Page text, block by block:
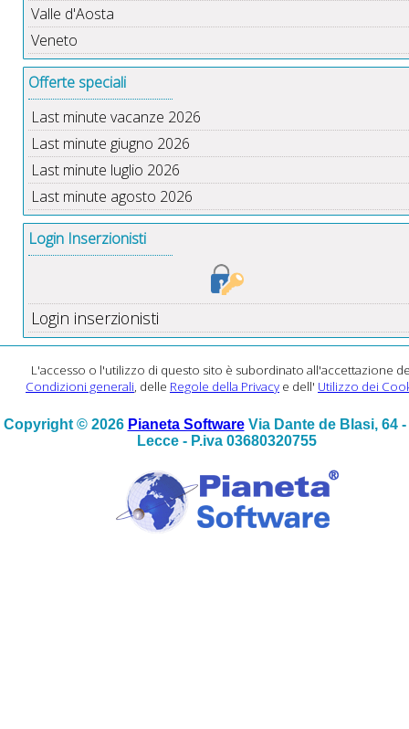
Valle d'Aosta
Veneto
Offerte speciali
Last minute vacanze 2026
Last minute giugno 2026
Last minute luglio 2026
Last minute agosto 2026
Login Inserzionisti
Login inserzionisti
L'accesso o l'utilizzo di questo sito è subordinato all'accettazione
Condizioni generali, delle Regole della Privacy e dell' Utilizzo dei
Copyright © 2026 Pianeta SoftwareVia Dante de Blasi, 64 -
Lecce - P.iva 03680320755